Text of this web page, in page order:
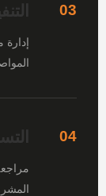
03
إدارة
04